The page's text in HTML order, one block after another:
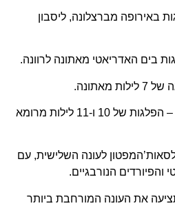
באירופה מברצלונה, ליסבון
בים האדריאטי מאתונה לרוונה.
מאתונה.
– הפלגות של 10 ו-11 לילות מרומא
לעונה השלישית, עם
והפיורדים הנורבגיים.
את העונה המורחבת ביותר